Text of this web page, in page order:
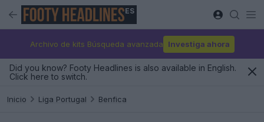
ES
Archivo de kits Búsqueda avanzada Investiga ahora
Did you know? Footy Headlines is also available in English.
Click here to switch.
Inicio Liga Portugal Benfica